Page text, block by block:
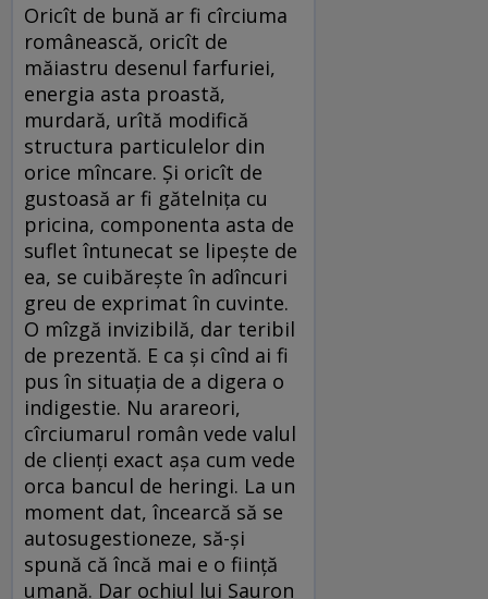
Oricît de bună ar fi cîrciuma
românească, oricît de
măiastru desenul farfuriei,
energia asta proastă,
murdară, urîtă modifică
structura particulelor din
orice mîncare. Și oricît de
gustoasă ar fi gătelnița cu
pricina, componenta asta de
suflet întunecat se lipește de
ea, se cuibărește în adîncuri
greu de exprimat în cuvinte.
O mîzgă invizibilă, dar teribil
de prezentă. E ca și cînd ai fi
pus în situația de a digera o
indigestie. Nu arareori,
cîrciumarul român vede valul
de clienți exact așa cum vede
orca bancul de heringi. La un
moment dat, încearcă să se
autosugestioneze, să-și
spună că încă mai e o ființă
umană. Dar ochiul lui Sauron